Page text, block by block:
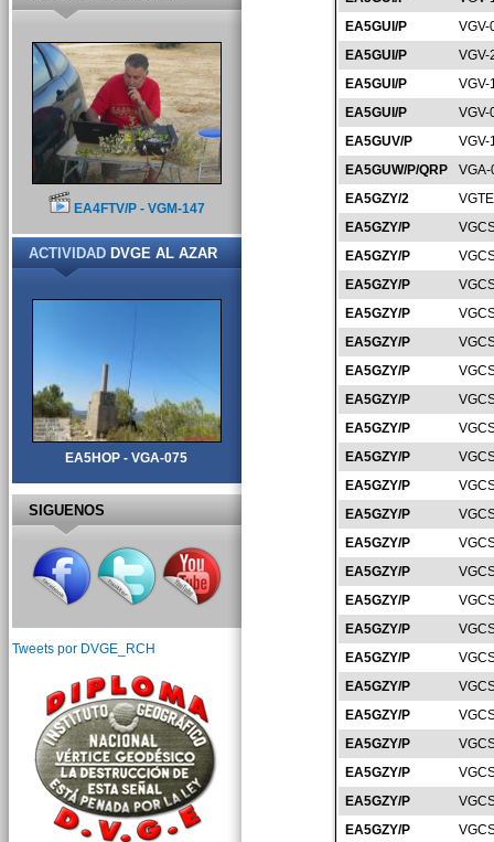
EA5GUI/P
VGV-
EA5GUI/P
VGV-
EA5GUI/P
VGV-
EA5GUI/P
VGV-
EA5GUV/P
VGV-
EA5GUW/P/QRP
EA5GZY/2
EA5GZY/P
EA5GZY/P
EA5GZY/P
EA5GZY/P
EA5GZY/P
EA5GZY/P
EA5GZY/P
EA5GZY/P
EA5GZY/P
EA5GZY/P
EA5GZY/P
EA5GZY/P
EA5GZY/P
EA5GZY/P
EA5GZY/P
EA5GZY/P
EA5GZY/P
EA5GZY/P
EA5GZY/P
EA5GZY/P
EA5GZY/P
EA5GZY/P
EA4FTV/P - VGM-147
ACTIVIDADDVGE AL AZAR
EA5HOP - VGA-075
SIGUENOS
Tweets por DVGE_RCH